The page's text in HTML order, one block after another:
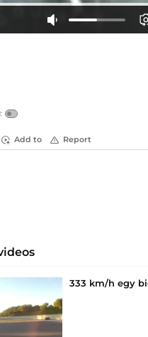
Add to Report
333 km/h egy